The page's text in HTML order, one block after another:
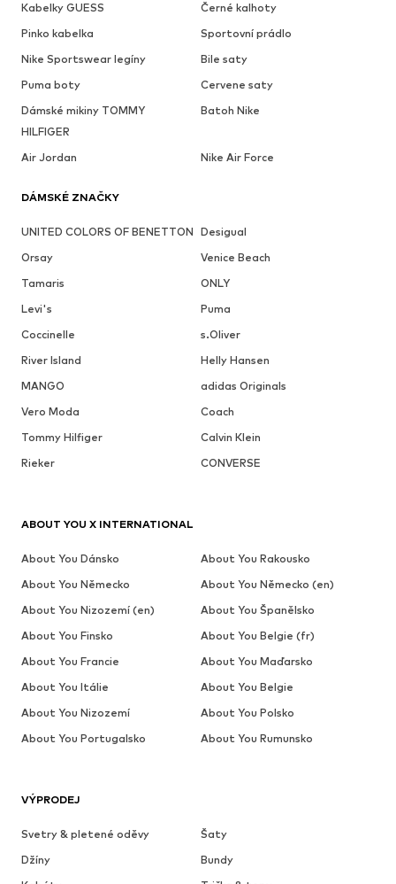
Kabelky GUESS
Černé kalhoty
Pinko kabelka
Sportovní prádlo
Nike Sportswear legíny
Bile saty
Puma boty
Cervene saty
Dámské mikiny TOMMY
HILFIGER
Batoh Nike
Air Jordan Nike Air Force
DÁMSKÉ ZNAČKY
UNITED COLORS OF BENETTON Desigual
Orsay
Venice Beach
Tamaris
ONLY
Levi's
Puma
Coccinelle
s.Oliver
River Island
Helly Hansen
MANGO
adidas Originals
Vero Moda
Coach
Tommy Hilfiger
Calvin Klein
Rieker
CONVERSE
VÝPRODEJ
Svetry & pletené oděvy
Šaty
Džíny
Bundy
ABOUT YOU X INTERNATIONAL
About You Dánsko
About You Rakousko
About You Německo
About You Německo (en)
About You Nizozemí (en)
About You Španělsko
About You Finsko
About You Belgie (fr)
About You Francie
About You Maďarsko
About You Itálie
About You Belgie
About You Nizozemí
About You Polsko
About You Portugalsko
About You Rumunsko